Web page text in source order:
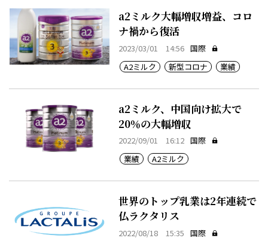
a2ミルク大幅増収増益、コロ
ナ禍から復活
2023/03/01 14:56 国際
A2ミルク
新型コロナ 業績
a2ミルク、中国向け拡大で
20％の大幅増収
2022/09/01 16:12 国際
業績
A2ミルク
世界のトップ乳業は2年連続で
仏ラクタリス
2022/08/18 15:35 国際